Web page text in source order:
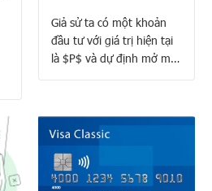
Giả sử ta có một khoản
đầu tư với giá trị hiện tại
là $P$ và dự định mở một
giá trị tương lai gấp đôi
giá trị hiện tai, nghĩa là
$F=2P$. Giả sử $\quad
5\%\leqslant i\leqslant …